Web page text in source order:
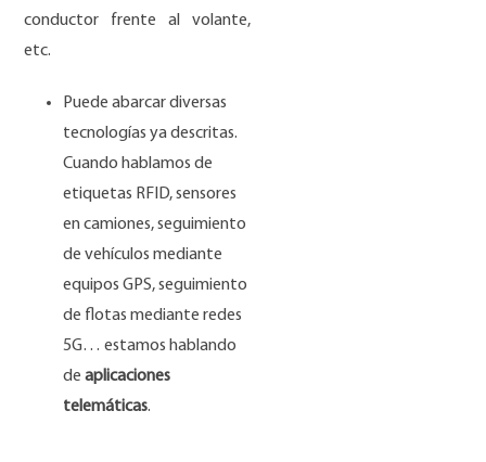
conductor frente al volante,
etc.
Puede abarcar diversas
tecnologías ya descritas.
Cuando hablamos de
etiquetas RFID, sensores
en camiones, seguimiento
de vehículos mediante
equipos GPS, seguimiento
de flotas mediante redes
5G… estamos hablando
deaplicaciones
telemáticas.